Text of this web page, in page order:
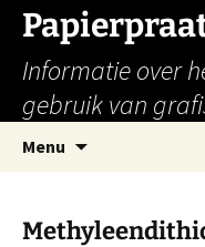
Informatie over
gebruik van
Menu
inhoud